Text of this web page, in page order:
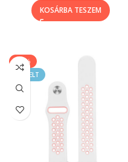
KOSÁRBA TESZEM
-40%
KIEMELT